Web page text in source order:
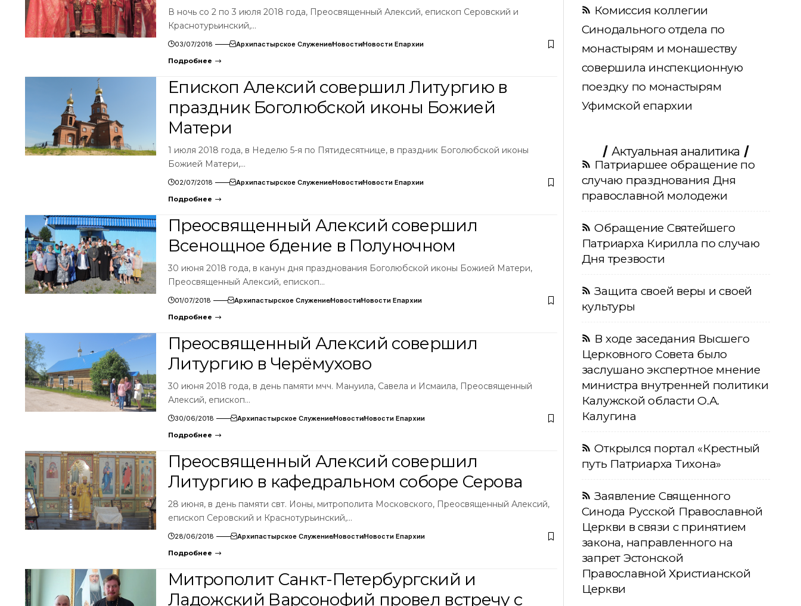
В ночь со 2 по 3 июля 2018 года, Преосвященный Алексий, епископ Серовский и
Краснотурьинский,…
03/07/2018 Архипастырское СлужениеНовостиНовости Епархии
Подробнее
Епископ Алексий совершил Литургию в
праздник Боголюбской иконы Божией
Матери
1 июля 2018 года, в Неделю 5-я по Пятидесятнице, в праздник Боголюбской иконы
Божией Матери,…
02/07/2018 Архипастырское СлужениеНовостиНовости Епархии
Подробнее
Преосвященный Алексий совершил
Всенощное бдение в Полуночном
30 июня 2018 года, в канун дня празднования Боголюбской иконы Божией Матери,
Преосвященный Алексий, епископ…
01/07/2018 Архипастырское СлужениеНовостиНовости Епархии
Подробнее
Преосвященный Алексий совершил
Литургию в Черёмухово
30 июня 2018 года, в день памяти мчч. Мануила, Савела и Исмаила, Преосвященный
Алексий, епископ…
30/06/2018 Архипастырское СлужениеНовостиНовости Епархии
Подробнее
Преосвященный Алексий совершил
Литургию в кафедральном соборе Серова
28 июня, в день памяти свт. Ионы, митрополита Московского, Преосвященный Алексий,
епископ Серовский и Краснотурьинский,…
28/06/2018 Архипастырское СлужениеНовостиНовости Епархии
Подробнее
Митрополит Санкт-Петербургский и
Ладожский Варсонофий провел встречу с
Комиссия коллегии
Синодального отдела по
монастырям и монашеству
совершила инспекционную
поездку по монастырям
Уфимской епархии
Актуальная аналитика
Патриаршее обращение по
случаю празднования Дня
православной молодежи
Обращение Святейшего
Патриарха Кирилла по случаю
Дня трезвости
Защита своей веры и своей
культуры
В ходе заседания Высшего
Церковного Совета было
заслушано экспертное мнение
министра внутренней политики
Калужской области О.А.
Калугина
Открылся портал «Крестный
путь Патриарха Тихона»
Заявление Священного
Синода Русской Православной
Церкви в связи с принятием
закона, направленного на
запрет Эстонской
Православной Христианской
Церкви